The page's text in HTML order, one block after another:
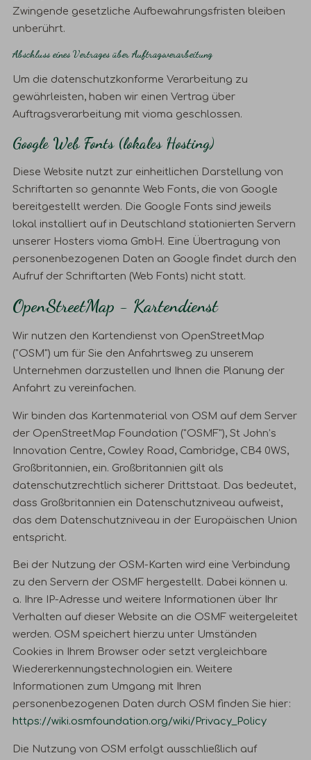
Zwingende gesetzliche Aufbewahrungsfristen bleiben
unberührt.
Abschluss eines Vertrages über Auftragsverarbeitung
Um die datenschutzkonforme Verarbeitung zu
gewährleisten, haben wir einen Vertrag über
Auftragsverarbeitung mit vioma geschlossen.
Google Web Fonts (lokales Hosting)
Diese Website nutzt zur einheitlichen Darstellung von
Schriftarten so genannte Web Fonts, die von Google
bereitgestellt werden. Die Google Fonts sind jeweils
lokal installiert auf in Deutschland stationierten Servern
unserer Hosters vioma GmbH. Eine Übertragung von
personenbezogenen Daten an Google findet durch den
Aufruf der Schriftarten (Web Fonts) nicht statt.
OpenStreetMap - Kartendienst
Wir nutzen den Kartendienst von OpenStreetMap
("OSM") um für Sie den Anfahrtsweg zu unserem
Unternehmen darzustellen und Ihnen die Planung der
Anfahrt zu vereinfachen.
Wir binden das Kartenmaterial von OSM auf dem Server
der OpenStreetMap Foundation ("OSMF"), St John’s
Innovation Centre, Cowley Road, Cambridge, CB4 0WS,
Großbritannien, ein. Großbritannien gilt als
datenschutzrechtlich sicherer Drittstaat. Das bedeutet,
dass Großbritannien ein Datenschutzniveau aufweist,
das dem Datenschutzniveau in der Europäischen Union
entspricht.
Bei der Nutzung der OSM-Karten wird eine Verbindung
zu den Servern der OSMF hergestellt. Dabei können u.
a. Ihre IP-Adresse und weitere Informationen über Ihr
Verhalten auf dieser Website an die OSMF weitergeleitet
werden. OSM speichert hierzu unter Umständen
Cookies in Ihrem Browser oder setzt vergleichbare
Wiedererkennungstechnologien ein. Weitere
Informationen zum Umgang mit Ihren
personenbezogenen Daten durch OSM finden Sie hier:
https://wiki.osmfoundation.org/wiki/Privacy_Policy
Die Nutzung von OSM erfolgt ausschließlich auf